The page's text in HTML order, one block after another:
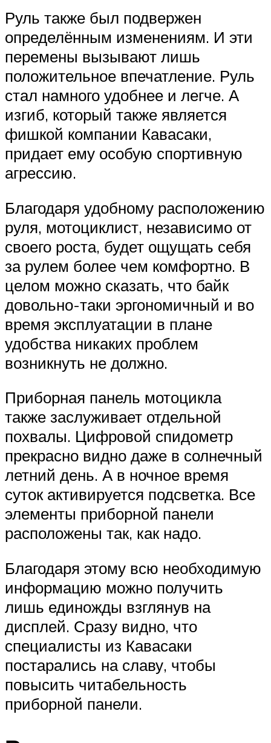
Руль также был подвержен
определённым изменениям. И эти
перемены вызывают лишь
положительное впечатление. Руль
стал намного удобнее и легче. А
изгиб, который также является
фишкой компании Кавасаки,
придает ему особую спортивную
агрессию.
Благодаря удобному расположению
руля, мотоциклист, независимо от
своего роста, будет ощущать себя
за рулем более чем комфортно. В
целом можно сказать, что байк
довольно-таки эргономичный и во
время эксплуатации в плане
удобства никаких проблем
возникнуть не должно.
Приборная панель мотоцикла
также заслуживает отдельной
похвалы. Цифровой спидометр
прекрасно видно даже в солнечный
летний день. А в ночное время
суток активируется подсветка. Все
элементы приборной панели
расположены так, как надо.
Благодаря этому всю необходимую
информацию можно получить
лишь единожды взглянув на
дисплей. Сразу видно, что
специалисты из Кавасаки
постарались на славу, чтобы
повысить читабельность
приборной панели.